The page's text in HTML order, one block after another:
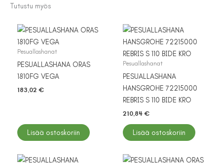
Tutustu myös
Pesuallashanat
PESUALLASHANA ORAS
1810FG VEGA
183,02 €
Lisää ostoskoriin
Pesuallashanat
PESUALLASHANA
HANSGROHE 72215000
REBRIS S 110 BIDE KRO
210,84 €
Lisää ostoskoriin